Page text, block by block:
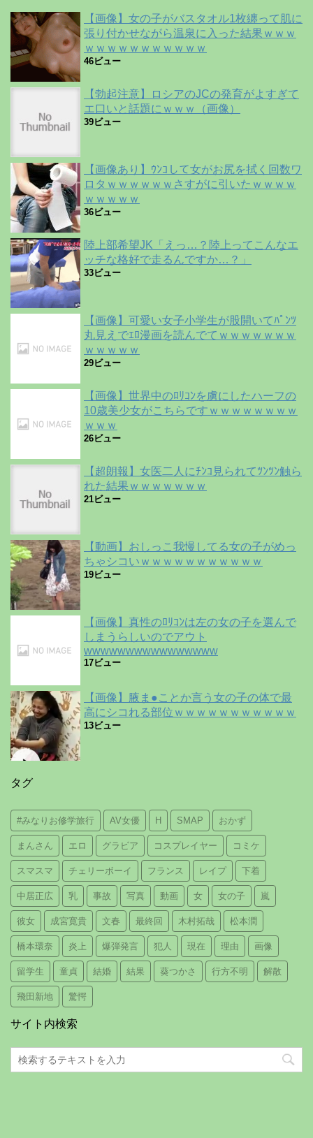
【画像】女の子がバスタオル1枚纏って肌に
張り付かせながら温泉に入った結果ｗｗｗ
ｗｗｗｗｗｗｗｗｗｗｗ
46ビュー
【勃起注意】ロシアのJCの発育がよすぎて
エ口いと話題にｗｗｗ（画像）
39ビュー
【画像あり】ｳﾝｺして女がお尻を拭く回数ワ
ロタｗｗｗｗｗｗさすがに引いたｗｗｗｗ
ｗｗｗｗｗ
36ビュー
陸上部希望JK「えっ…？陸上ってこんなエ
ッチな格好で走るんですか…？」
33ビュー
【画像】可愛い女子小学生が股開いてﾊﾟﾝﾂ
丸見えでｴﾛ漫画を読んでてｗｗｗｗｗｗｗ
ｗｗｗｗｗ
29ビュー
【画像】世界中のﾛﾘｺﾝを虜にしたハーフの
10歳美少女がこちらですｗｗｗｗｗｗｗｗ
ｗｗｗ
26ビュー
【超朗報】女医二人にﾁﾝｺ見られてﾂﾝﾂﾝ触ら
れた結果ｗｗｗｗｗｗｗ
21ビュー
【動画】おしっこ我慢してる女の子がめっ
ちゃシコいｗｗｗｗｗｗｗｗｗｗｗ
19ビュー
【画像】真性のﾛﾘｺﾝは左の女の子を選んで
しまうらしいのでアウト
wwwwwwwwwwwwwwww
17ビュー
【画像】腋ま●ことか言う女の子の体で最
高にシコれる部位ｗｗｗｗｗｗｗｗｗｗｗ
13ビュー
タグ
#みなりお修学旅行 AV女優 H SMAP おかず
まんさん エロ グラビア コスプレイヤー コミケ
スマスマ チェリーボーイ フランス レイプ 下着
中居正広 乳 事故 写真 動画 女 女の子 嵐
彼女 成宮寛貴 文春 最終回 木村拓哉 松本潤
橋本環奈 炎上 爆弾発言 犯人 現在 理由 画像
留学生 童貞 結婚 結果 葵つかさ 行方不明 解散
飛田新地 驚愕
サイト内検索